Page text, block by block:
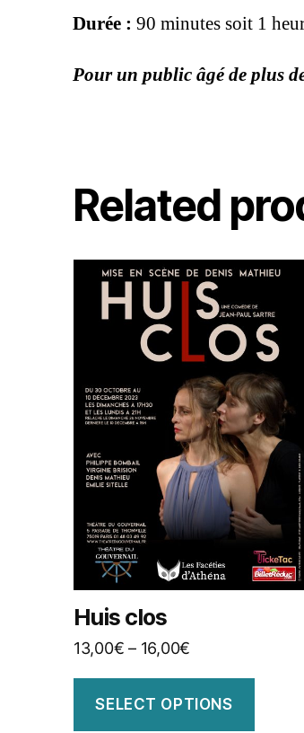
Durée : 90 minutes soit 1
Pour un public âgé de plus
Related
Huis clos
13,00€ – 16,00€
SELECT OPTIONS